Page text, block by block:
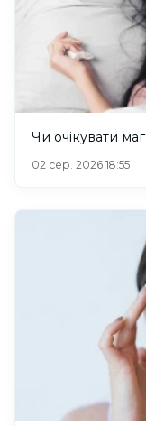
Чи очікувати
02 сер. 2026 18:55